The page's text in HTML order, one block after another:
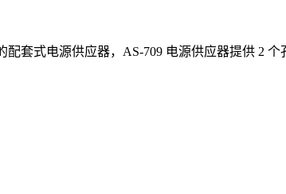
套式电源供应器，AS-709 电源供应器提供 2